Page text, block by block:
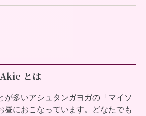
とは
が多いアシュタンガヨガの「マイソ
昼におこなっています。どなたでも